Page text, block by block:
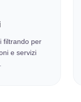
filtrando per
e servizi